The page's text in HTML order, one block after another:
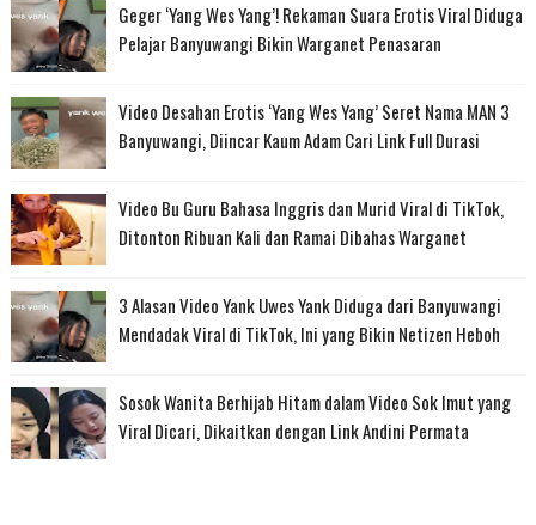
Geger ‘Yang Wes Yang’! Rekaman Suara Erotis Viral Diduga
Pelajar Banyuwangi Bikin Warganet Penasaran
Video Desahan Erotis ‘Yang Wes Yang’ Seret Nama MAN 3
Banyuwangi, Diincar Kaum Adam Cari Link Full Durasi
Video Bu Guru Bahasa Inggris dan Murid Viral di TikTok,
Ditonton Ribuan Kali dan Ramai Dibahas Warganet
3 Alasan Video Yank Uwes Yank Diduga dari Banyuwangi
Mendadak Viral di TikTok, Ini yang Bikin Netizen Heboh
Sosok Wanita Berhijab Hitam dalam Video Sok Imut yang
Viral Dicari, Dikaitkan dengan Link Andini Permata